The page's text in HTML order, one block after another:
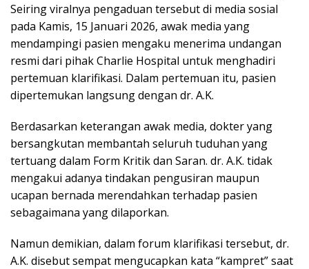
Seiring viralnya pengaduan tersebut di media sosial
pada Kamis, 15 Januari 2026, awak media yang
mendampingi pasien mengaku menerima undangan
resmi dari pihak Charlie Hospital untuk menghadiri
pertemuan klarifikasi. Dalam pertemuan itu, pasien
dipertemukan langsung dengan dr. A.K.
Berdasarkan keterangan awak media, dokter yang
bersangkutan membantah seluruh tuduhan yang
tertuang dalam Form Kritik dan Saran. dr. A.K. tidak
mengakui adanya tindakan pengusiran maupun
ucapan bernada merendahkan terhadap pasien
sebagaimana yang dilaporkan.
Namun demikian, dalam forum klarifikasi tersebut, dr.
A.K. disebut sempat mengucapkan kata “kampret” saat